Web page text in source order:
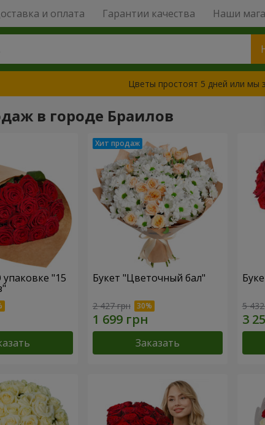
и оплата Гарантии качества Наши
Цветы простоят 5 дней или мы
в городе Браилов
"15 Букет "Цветочный бал"
2 427 грн
Заказать
5